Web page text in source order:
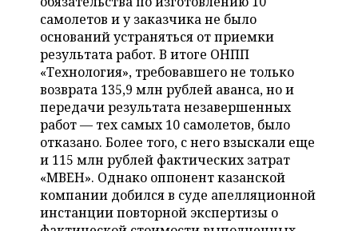
ВОДНЫЕ ВИДЫ СПОРТА
ХОККЕЙ С МЯЧОМ
ОБРАЗОВАНИЕ
ПРОИСШЕСТВИЯ
самолетов и у заказчика не было
оснований устраняться от приемки
результата работ. В итоге ОНПП
«Технология», требовавшего не только
возврата 135,9 млн рублей аванса, но и
передачи результата незавершенных
работ — тех самых 10 самолетов, было
отказано. Более того, с него взыскали еще
и 115 млн рублей фактических затрат
«МВЕН». Однако оппонент казанской
компании добился в суде апелляционной
инстанции повторной экспертизы о